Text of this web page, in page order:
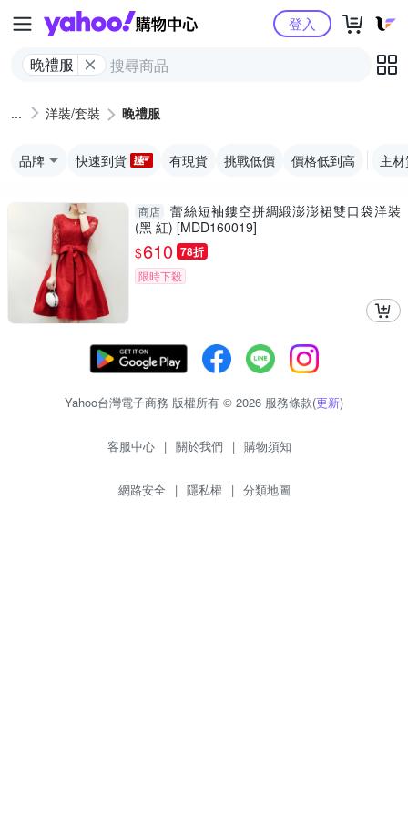
Yahoo購物中心
晚禮服
登入
洋裝/套裝 晚禮服
品牌 快速到貨 有現貨 挑戰低價 價格低到高 主
商店
蕾絲短袖鏤空拼綢緞澎澎裙雙口袋洋裝
(黑 紅) [MDD160019]
$610 78折
限時下殺
Yahoo台灣電子商務 版權所有 © 2026 服務條款(更新)
客服中心 | 關於我們 | 購物須知
網路安全 | 隱私權 | 分類地圖